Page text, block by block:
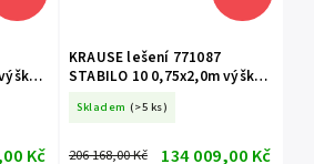
Kč
KRAUSE lešení 771087
STABILO 10 0,75x2,0m výška
Skladem (>5 ks)
206 168,00 Kč 134 009,00 Kč